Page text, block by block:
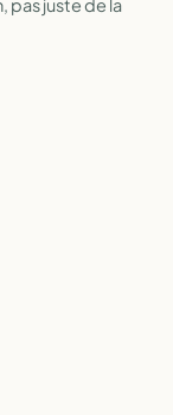
pas juste de la